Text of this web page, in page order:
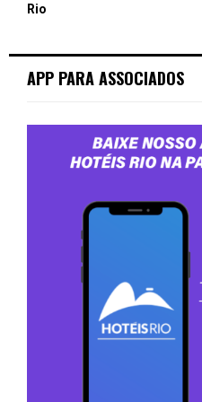
Rio
APP PARA ASSOCIADOS